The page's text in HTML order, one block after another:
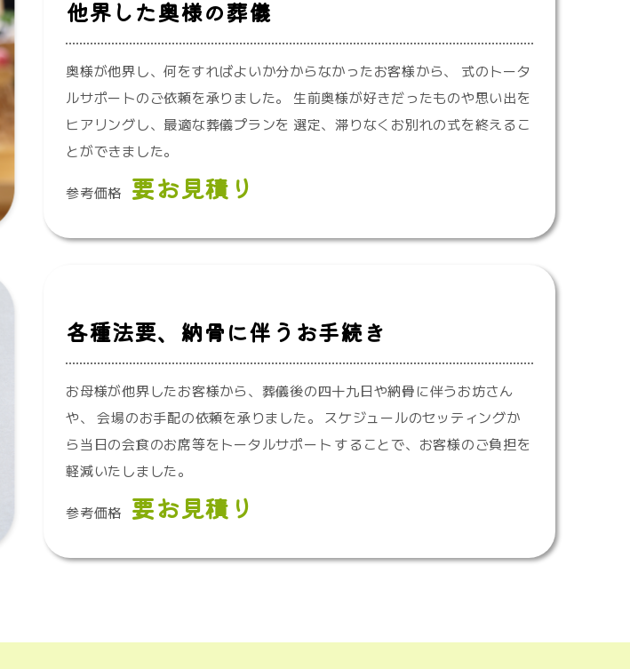
他界した奥様の葬儀
奥様が他界し、何をすればよいか分からなかったお客様から、 式のトータ
ルサポートのご依頼を承りました。 生前奥様が好きだったものや思い出を
ヒアリングし、最適な葬儀プランを 選定、滞りなくお別れの式を終えるこ
とができました。
参考価格 要お見積り
各種法要、納骨に伴うお手続き
お母様が他界したお客様から、葬儀後の四十九日や納骨に伴うお坊さん
や、 会場のお手配の依頼を承りました。 スケジュールのセッティングか
ら当日の会食のお席等をトータルサポート することで、お客様のご負担を
軽減いたしました。
参考価格 要お見積り